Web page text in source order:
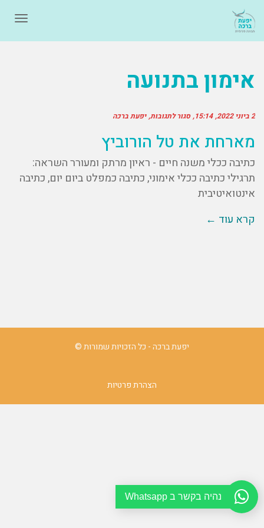
אימון בתנועה
2 ביוני 2022 15:14 סגור לתגובות יפעת ברכה
מארחת את טל הורוביץ
כתיבה ככלי משנה חיים - ראיון מרתק ומעורר השראה:
תרגילי כתיבה ככלי אימוני, כתיבה כמפלט ביום יום, כתיבה
אינטואיטיבית
קרא עוד ←
יפעת ברכה - כל הזכויות שמורות ©
הצהרת פרטיות
נהיה בקשר ב Whatsapp